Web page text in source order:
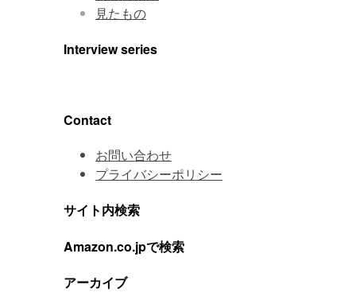
見たもの
Interview series
Contact
お問い合わせ
プライバシーポリシー
サイト内検索
Amazon.co.jpで検索
アーカイブ